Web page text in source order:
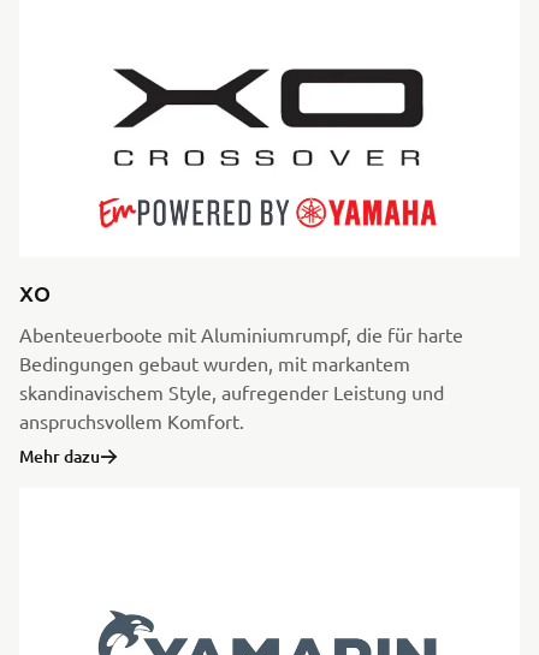
XO
Abenteuerboote mit Aluminiumrumpf, die für harte
Bedingungen gebaut wurden, mit markantem
skandinavischem Style, aufregender Leistung und
anspruchsvollem Komfort.
Mehr dazu